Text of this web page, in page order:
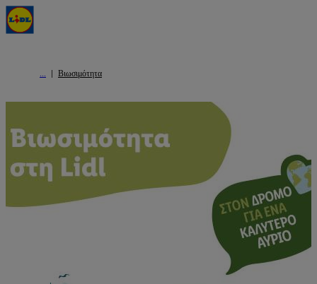
Βιωσιμότητα